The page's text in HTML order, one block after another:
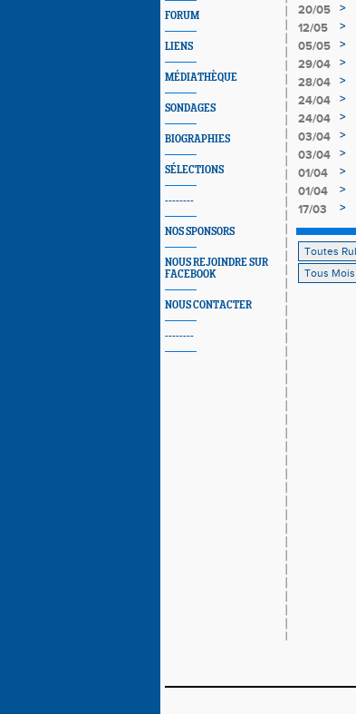
FORUM
LIENS
MÉDIATHÈQUE
SONDAGES
BIOGRAPHIES
SÉLECTIONS
--------
NOS SPONSORS
NOUS REJOINDRE SUR
FACEBOOK
NOUS CONTACTER
--------
20/05
>
12/05 >
05/05
>
29/04
>
28/04 >
24/04
>
24/04
>
03/04
>
03/04
>
01/04
>
01/04 >
17/03 >